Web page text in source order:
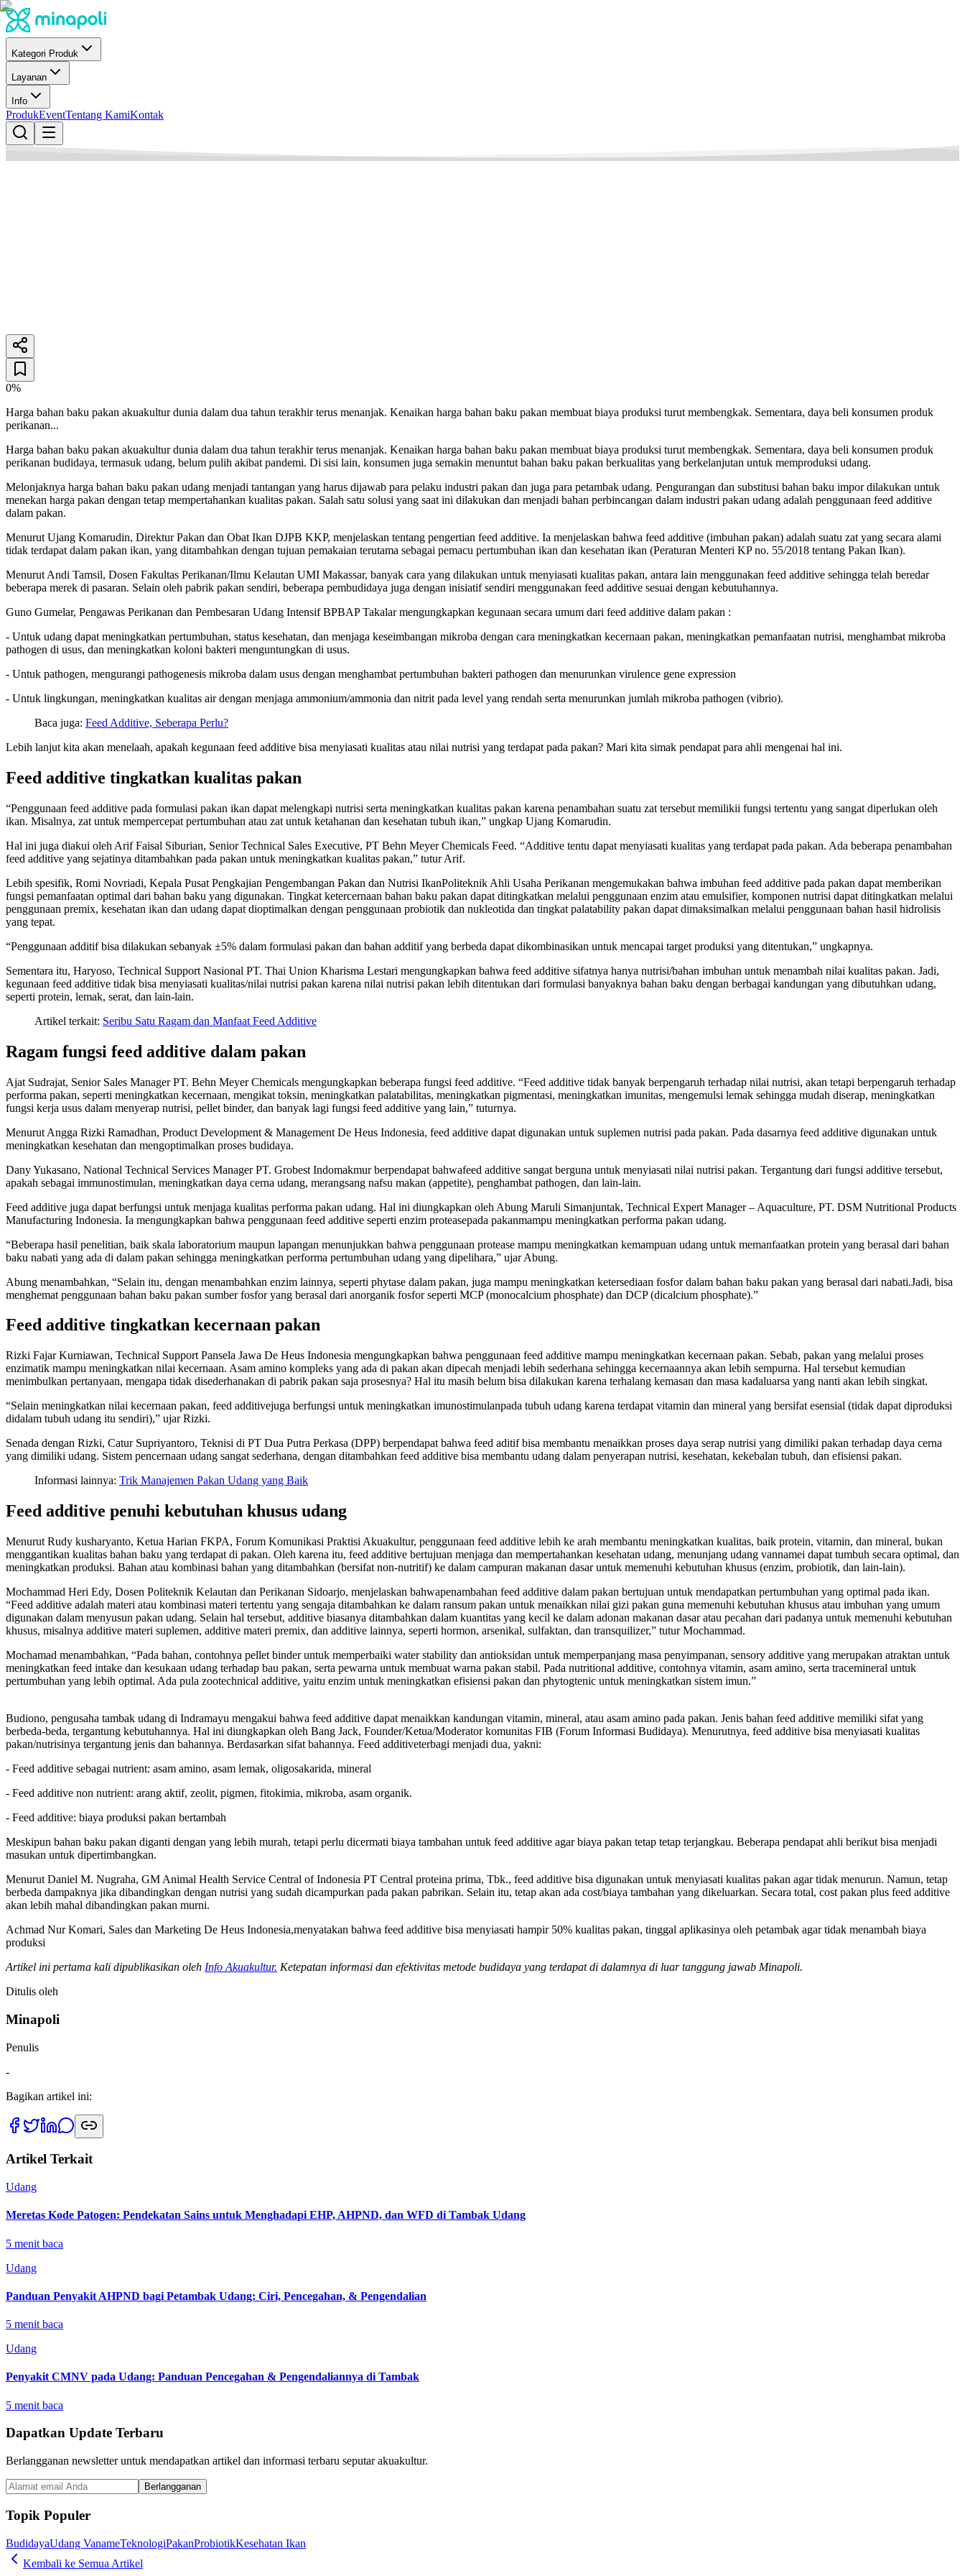
Kategori Produk
Layanan
Info
ProdukEventTentang KamiKontak
8
0%
Harga bahan baku pakan akuakultur dunia dalam dua tahun terakhir terus menanjak. Kenaikan harga bahan baku pakan membuat biaya produksi turut membengkak. Sementara, daya beli konsumen produk
perikanan...
Harga bahan baku pakan akuakultur dunia dalam dua tahun terakhir terus menanjak. Kenaikan harga bahan baku pakan membuat biaya produksi turut membengkak. Sementara, daya beli konsumen produk
perikanan budidaya, termasuk udang, belum pulih akibat pandemi. Di sisi lain, konsumen juga semakin menuntut bahan baku pakan berkualitas yang berkelanjutan untuk memproduksi udang.
Melonjaknya harga bahan baku pakan udang menjadi tantangan yang harus dijawab para pelaku industri pakan dan juga para petambak udang. Pengurangan dan substitusi bahan baku impor dilakukan untuk
menekan harga pakan dengan tetap mempertahankan kualitas pakan. Salah satu solusi yang saat ini dilakukan dan menjadi bahan perbincangan dalam industri pakan udang adalah penggunaan feed additive
dalam pakan.
Menurut Ujang Komarudin, Direktur Pakan dan Obat Ikan DJPB KKP, menjelaskan tentang pengertian feed additive. Ia menjelaskan bahwa feed additive (imbuhan pakan) adalah suatu zat yang secara alami
tidak terdapat dalam pakan ikan, yang ditambahkan dengan tujuan pemakaian terutama sebagai pemacu pertumbuhan ikan dan kesehatan ikan (Peraturan Menteri KP no. 55/2018 tentang Pakan Ikan).
Menurut Andi Tamsil, Dosen Fakultas Perikanan/Ilmu Kelautan UMI Makassar, banyak cara yang dilakukan untuk menyiasati kualitas pakan, antara lain menggunakan feed additive sehingga telah beredar
beberapa merek di pasaran. Selain oleh pabrik pakan sendiri, beberapa pembudidaya juga dengan inisiatif sendiri menggunakan feed additive sesuai dengan kebutuhannya.
Guno Gumelar, Pengawas Perikanan dan Pembesaran Udang Intensif BPBAP Takalar mengungkapkan kegunaan secara umum dari feed additive dalam pakan :
- Untuk udang dapat meningkatkan pertumbuhan, status kesehatan, dan menjaga keseimbangan mikroba dengan cara meningkatkan kecernaan pakan, meningkatkan pemanfaatan nutrisi, menghambat mikroba
pathogen di usus, dan meningkatkan koloni bakteri menguntungkan di usus.
- Untuk pathogen, mengurangi pathogenesis mikroba dalam usus dengan menghambat pertumbuhan bakteri pathogen dan menurunkan virulence gene expression
- Untuk lingkungan, meningkatkan kualitas air dengan menjaga ammonium/ammonia dan nitrit pada level yang rendah serta menurunkan jumlah mikroba pathogen (vibrio).
Baca juga: Feed Additive, Seberapa Perlu?
Lebih lanjut kita akan menelaah, apakah kegunaan feed additive bisa menyiasati kualitas atau nilai nutrisi yang terdapat pada pakan? Mari kita simak pendapat para ahli mengenai hal ini.
Feed additive tingkatkan kualitas pakan
“Penggunaan feed additive pada formulasi pakan ikan dapat melengkapi nutrisi serta meningkatkan kualitas pakan karena penambahan suatu zat tersebut memilikii fungsi tertentu yang sangat diperlukan oleh
ikan. Misalnya, zat untuk mempercepat pertumbuhan atau zat untuk ketahanan dan kesehatan tubuh ikan,” ungkap Ujang Komarudin.
Hal ini juga diakui oleh Arif Faisal Siburian, Senior Technical Sales Executive, PT Behn Meyer Chemicals Feed. “Additive tentu dapat menyiasati kualitas yang terdapat pada pakan. Ada beberapa penambahan
feed additive yang sejatinya ditambahkan pada pakan untuk meningkatkan kualitas pakan,” tutur Arif.
Lebih spesifik, Romi Novriadi, Kepala Pusat Pengkajian Pengembangan Pakan dan Nutrisi IkanPoliteknik Ahli Usaha Perikanan mengemukakan bahwa imbuhan feed additive pada pakan dapat memberikan
fungsi pemanfaatan optimal dari bahan baku yang digunakan. Tingkat ketercernaan bahan baku pakan dapat ditingkatkan melalui penggunaan enzim atau emulsifier, komponen nutrisi dapat ditingkatkan melalui
penggunaan premix, kesehatan ikan dan udang dapat dioptimalkan dengan penggunaan probiotik dan nukleotida dan tingkat palatability pakan dapat dimaksimalkan melalui penggunaan bahan hasil hidrolisis
yang tepat.
“Penggunaan additif bisa dilakukan sebanyak ±5% dalam formulasi pakan dan bahan additif yang berbeda dapat dikombinasikan untuk mencapai target produksi yang ditentukan,” ungkapnya.
Sementara itu, Haryoso, Technical Support Nasional PT. Thai Union Kharisma Lestari mengungkapkan bahwa feed additive sifatnya hanya nutrisi/bahan imbuhan untuk menambah nilai kualitas pakan. Jadi,
kegunaan feed additive tidak bisa menyiasati kualitas/nilai nutrisi pakan karena nilai nutrisi pakan lebih ditentukan dari formulasi banyaknya bahan baku dengan berbagai kandungan yang dibutuhkan udang,
seperti protein, lemak, serat, dan lain-lain.
Artikel terkait: Seribu Satu Ragam dan Manfaat Feed Additive
Ragam fungsi feed additive dalam pakan
Ajat Sudrajat, Senior Sales Manager PT. Behn Meyer Chemicals mengungkapkan beberapa fungsi feed additive. “Feed additive tidak banyak berpengaruh terhadap nilai nutrisi, akan tetapi berpengaruh terhadap
performa pakan, seperti meningkatkan kecernaan, mengikat toksin, meningkatkan palatabilitas, meningkatkan pigmentasi, meningkatkan imunitas, mengemulsi lemak sehingga mudah diserap, meningkatkan
fungsi kerja usus dalam menyerap nutrisi, pellet binder, dan banyak lagi fungsi feed additive yang lain,” tuturnya.
Menurut Angga Rizki Ramadhan, Product Development & Management De Heus Indonesia, feed additive dapat digunakan untuk suplemen nutrisi pada pakan. Pada dasarnya feed additive digunakan untuk
meningkatkan kesehatan dan mengoptimalkan proses budidaya.
Dany Yukasano, National Technical Services Manager PT. Grobest Indomakmur berpendapat bahwafeed additive sangat berguna untuk menyiasati nilai nutrisi pakan. Tergantung dari fungsi additive tersebut,
apakah sebagai immunostimulan, meningkatkan daya cerna udang, merangsang nafsu makan (appetite), penghambat pathogen, dan lain-lain.
Feed additive juga dapat berfungsi untuk menjaga kualitas performa pakan udang. Hal ini diungkapkan oleh Abung Maruli Simanjuntak, Technical Expert Manager – Aquaculture, PT. DSM Nutritional Products
Manufacturing Indonesia. Ia mengungkapkan bahwa penggunaan feed additive seperti enzim proteasepada pakanmampu meningkatkan performa pakan udang.
“Beberapa hasil penelitian, baik skala laboratorium maupun lapangan menunjukkan bahwa penggunaan protease mampu meningkatkan kemampuan udang untuk memanfaatkan protein yang berasal dari bahan
baku nabati yang ada di dalam pakan sehingga meningkatkan performa pertumbuhan udang yang dipelihara,” ujar Abung.
Abung menambahkan, “Selain itu, dengan menambahkan enzim lainnya, seperti phytase dalam pakan, juga mampu meningkatkan ketersediaan fosfor dalam bahan baku pakan yang berasal dari nabati.Jadi, bisa
menghemat penggunaan bahan baku pakan sumber fosfor yang berasal dari anorganik fosfor seperti MCP (monocalcium phosphate) dan DCP (dicalcium phosphate).”
Feed additive tingkatkan kecernaan pakan
Rizki Fajar Kurniawan, Technical Support Pansela Jawa De Heus Indonesia mengungkapkan bahwa penggunaan feed additive mampu meningkatkan kecernaan pakan. Sebab, pakan yang melalui proses
enzimatik mampu meningkatkan nilai kecernaan. Asam amino kompleks yang ada di pakan akan dipecah menjadi lebih sederhana sehingga kecernaannya akan lebih sempurna. Hal tersebut kemudian
menimbulkan pertanyaan, mengapa tidak disederhanakan di pabrik pakan saja prosesnya? Hal itu masih belum bisa dilakukan karena terhalang kemasan dan masa kadaluarsa yang nanti akan lebih singkat.
“Selain meningkatkan nilai kecernaan pakan, feed additivejuga berfungsi untuk meningkatkan imunostimulanpada tubuh udang karena terdapat vitamin dan mineral yang bersifat esensial (tidak dapat diproduksi
didalam tubuh udang itu sendiri),” ujar Rizki.
Senada dengan Rizki, Catur Supriyantoro, Teknisi di PT Dua Putra Perkasa (DPP) berpendapat bahwa feed aditif bisa membantu menaikkan proses daya serap nutrisi yang dimiliki pakan terhadap daya cerna
yang dimiliki udang. Sistem pencernaan udang sangat sederhana, dengan ditambahkan feed additive bisa membantu udang dalam penyerapan nutrisi, kesehatan, kekebalan tubuh, dan efisiensi pakan.
Informasi lainnya: Trik Manajemen Pakan Udang yang Baik
Feed additive penuhi kebutuhan khusus udang
Menurut Rudy kusharyanto, Ketua Harian FKPA, Forum Komunikasi Praktisi Akuakultur, penggunaan feed additive lebih ke arah membantu meningkatkan kualitas, baik protein, vitamin, dan mineral, bukan
menggantikan kualitas bahan baku yang terdapat di pakan. Oleh karena itu, feed additive bertujuan menjaga dan mempertahankan kesehatan udang, menunjang udang vannamei dapat tumbuh secara optimal, dan
meningkatkan produksi. Bahan atau kombinasi bahan yang ditambahkan (bersifat non-nutritif) ke dalam campuran makanan dasar untuk memenuhi kebutuhan khusus (enzim, probiotik, dan lain-lain).
Mochammad Heri Edy, Dosen Politeknik Kelautan dan Perikanan Sidoarjo, menjelaskan bahwapenambahan feed additive dalam pakan bertujuan untuk mendapatkan pertumbuhan yang optimal pada ikan.
“Feed additive adalah materi atau kombinasi materi tertentu yang sengaja ditambahkan ke dalam ransum pakan untuk menaikkan nilai gizi pakan guna memenuhi kebutuhan khusus atau imbuhan yang umum
digunakan dalam menyusun pakan udang. Selain hal tersebut, additive biasanya ditambahkan dalam kuantitas yang kecil ke dalam adonan makanan dasar atau pecahan dari padanya untuk memenuhi kebutuhan
khusus, misalnya additive materi suplemen, additive materi premix, dan additive lainnya, seperti hormon, arsenikal, sulfaktan, dan transquilizer,” tutur Mochammad.
Mochamad menambahkan, “Pada bahan, contohnya pellet binder untuk memperbaiki water stability dan antioksidan untuk memperpanjang masa penyimpanan, sensory additive yang merupakan atraktan untuk
meningkatkan feed intake dan kesukaan udang terhadap bau pakan, serta pewarna untuk membuat warna pakan stabil. Pada nutritional additive, contohnya vitamin, asam amino, serta tracemineral untuk
pertumbuhan yang lebih optimal. Ada pula zootechnical additive, yaitu enzim untuk meningkatkan efisiensi pakan dan phytogtenic untuk meningkatkan sistem imun.”
Budiono, pengusaha tambak udang di Indramayu mengakui bahwa feed additive dapat menaikkan kandungan vitamin, mineral, atau asam amino pada pakan. Jenis bahan feed additive memiliki sifat yang
berbeda-beda, tergantung kebutuhannya. Hal ini diungkapkan oleh Bang Jack, Founder/Ketua/Moderator komunitas FIB (Forum Informasi Budidaya). Menurutnya, feed additive bisa menyiasati kualitas
pakan/nutrisinya tergantung jenis dan bahannya. Berdasarkan sifat bahannya. Feed additiveterbagi menjadi dua, yakni:
- Feed additive sebagai nutrient: asam amino, asam lemak, oligosakarida, mineral
- Feed additive non nutrient: arang aktif, zeolit, pigmen, fitokimia, mikroba, asam organik.
- Feed additive: biaya produksi pakan bertambah
Meskipun bahan baku pakan diganti dengan yang lebih murah, tetapi perlu dicermati biaya tambahan untuk feed additive agar biaya pakan tetap tetap terjangkau. Beberapa pendapat ahli berikut bisa menjadi
masukan untuk dipertimbangkan.
Menurut Daniel M. Nugraha, GM Animal Health Service Central of Indonesia PT Central proteina prima, Tbk., feed additive bisa digunakan untuk menyiasati kualitas pakan agar tidak menurun. Namun, tetap
berbeda dampaknya jika dibandingkan dengan nutrisi yang sudah dicampurkan pada pakan pabrikan. Selain itu, tetap akan ada cost/biaya tambahan yang dikeluarkan. Secara total, cost pakan plus feed additive
akan lebih mahal dibandingkan pakan murni.
Achmad Nur Komari, Sales dan Marketing De Heus Indonesia,menyatakan bahwa feed additive bisa menyiasati hampir 50% kualitas pakan, tinggal aplikasinya oleh petambak agar tidak menambah biaya
produksi
Artikel ini pertama kali dipublikasikan oleh Info Akuakultur. Ketepatan informasi dan efektivitas metode budidaya yang terdapat di dalamnya di luar tanggung jawab Minapoli.
Ditulis oleh
Minapoli
Penulis
-
Bagikan artikel ini:
Artikel Terkait
Udang
Meretas Kode Patogen: Pendekatan Sains untuk Menghadapi EHP, AHPND, dan WFD di Tambak Udang
5 menit baca
Udang
Panduan Penyakit AHPND bagi Petambak Udang: Ciri, Pencegahan, & Pengendalian
5 menit baca
Udang
Penyakit CMNV pada Udang: Panduan Pencegahan & Pengendaliannya di Tambak
5 menit baca
Dapatkan Update Terbaru
Berlangganan newsletter untuk mendapatkan artikel dan informasi terbaru seputar akuakultur.
Berlangganan
Topik Populer
BudidayaUdang VanameTeknologiPakanProbiotikKesehatan Ikan
Kembali ke Semua Artikel